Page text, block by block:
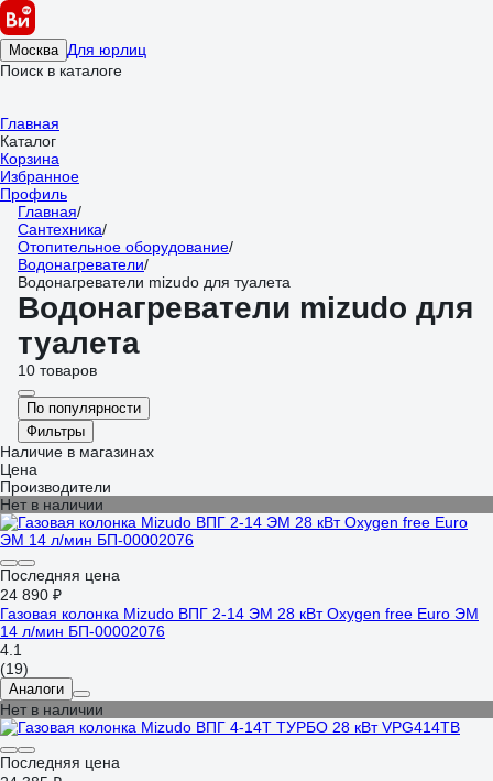
Москва Для юрлиц
Поиск в каталоге
Главная
Каталог
Корзина
Избранное
Профиль
Главная/
Сантехника/
Отопительное оборудование/
Водонагреватели/
Водонагреватели mizudo для туалета
Водонагреватели mizudo для
туалета
10 товаров
По популярности
Фильтры
Наличие в магазинах
Цена
Производители
Нет в наличии
Последняя цена
24 890 ₽
Газовая колонка Mizudo ВПГ 2-14 ЭМ 28 кВт Oxygen free Euro ЭМ
14 л/мин БП-00002076
4.1
(19)
Аналоги
Нет в наличии
Последняя цена